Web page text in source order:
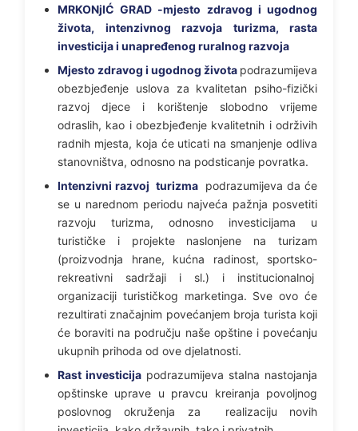
MRKONjIĆ GRAD -mjesto zdravog i ugodnog
života, intenzivnog razvoja turizma, rasta
investicija i unapređenog ruralnog razvoja
Mjesto zdravog i ugodnog života podrazumijeva
obezbjeđenje uslova za kvalitetan psiho-fizički
razvoj djece i korištenje slobodno vrijeme
odraslih, kao i obezbjeđenje kvalitetnih i održivih
radnih mjesta, koja će uticati na smanjenje odliva
stanovništva, odnosno na podsticanje povratka.
Intenzivni razvoj turizma podrazumijeva da će
se u narednom periodu najveća pažnja posvetiti
razvoju turizma, odnosno investicijama u
turističke i projekte naslonjene na turizam
(proizvodnja hrane, kućna radinost, sportsko-
rekreativni sadržaji i sl.) i institucionalnoj
organizaciji turističkog marketinga. Sve ovo će
rezultirati značajnim povećanjem broja turista koji
će boraviti na području naše opštine i povećanju
ukupnih prihoda od ove djelatnosti.
Rast investicija podrazumijeva stalna nastojanja
opštinske uprave u pravcu kreiranja povoljnog
poslovnog okruženja za realizaciju novih